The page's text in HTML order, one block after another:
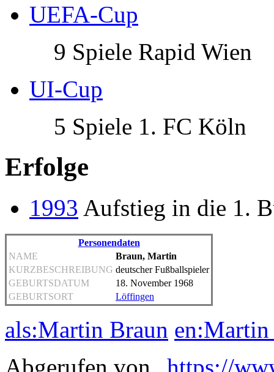
UEFA-Cup
9 Spiele Rapid Wien
UI-Cup
5 Spiele 1. FC Köln
Erfolge
1993 Aufstieg in die 1.
Personendaten
NAME
Braun, Martin
KURZBESCHREIBUNG deutscher Fußballspieler
GEBURTSDATUM
18. November 1968
GEBURTSORT
Löffingen
als:Martin Braun